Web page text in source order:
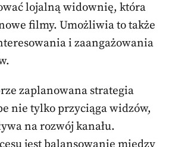
lojalną widownię, która
filmy. Umożliwia to także
i zaangażowania
zaplanowana strategia
nie tylko przyciąga widzów,
na rozwój kanału.